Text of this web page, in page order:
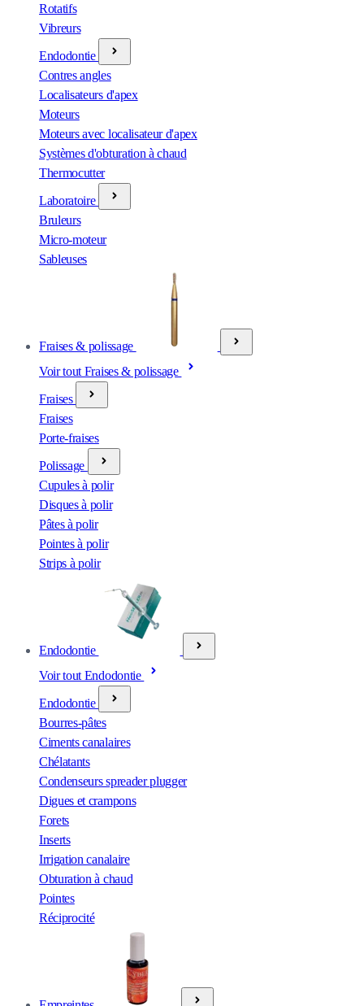
Rotatifs
Vibreurs
Endodontie
Contres angles
Localisateurs d'apex
Moteurs
Moteurs avec localisateur d'apex
Systèmes d'obturation à chaud
Thermocutter
Laboratoire
Bruleurs
Micro-moteur
Sableuses
Fraises & polissage
Voir tout Fraises & polissage
Fraises
Fraises
Porte-fraises
Polissage
Cupules à polir
Disques à polir
Pâtes à polir
Pointes à polir
Strips à polir
Endodontie
Voir tout Endodontie
Endodontie
Bourres-pâtes
Ciments canalaires
Chélatants
Condenseurs spreader plugger
Digues et crampons
Forets
Inserts
Irrigation canalaire
Obturation à chaud
Pointes
Réciprocité